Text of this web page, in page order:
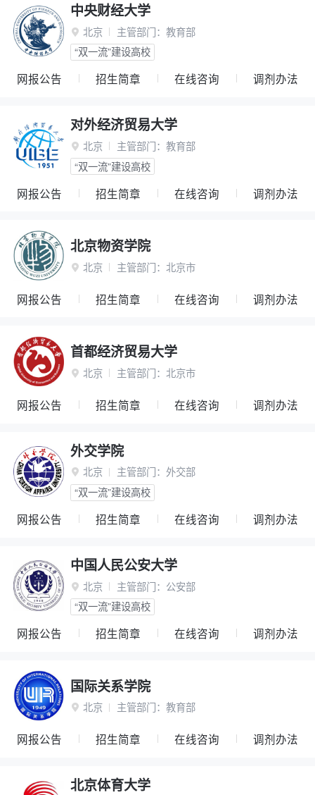
中央财经大学
 北京 主管部门： 教育部
“双一流”建设高校
网报公告 招生简章 在线咨询 调剂办法
对外经济贸易大学
 北京 主管部门： 教育部
“双一流”建设高校
网报公告 招生简章 在线咨询 调剂办法
北京物资学院
 北京 主管部门： 北京市
网报公告 招生简章 在线咨询 调剂办法
首都经济贸易大学
 北京 主管部门： 北京市
网报公告 招生简章 在线咨询 调剂办法
外交学院
 北京 主管部门： 外交部
“双一流”建设高校
网报公告 招生简章 在线咨询 调剂办法
中国人民公安大学
 北京 主管部门： 公安部
“双一流”建设高校
网报公告 招生简章 在线咨询 调剂办法
国际关系学院
 北京 主管部门： 教育部
网报公告 招生简章 在线咨询 调剂办法
北京体育大学